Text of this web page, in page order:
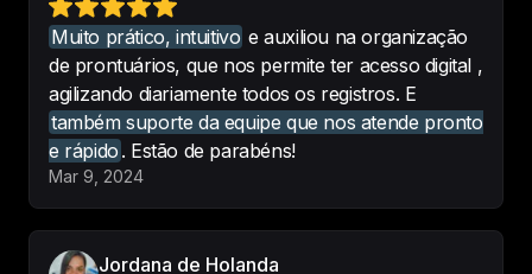
-Avanth Odontologia
Muito prático, intuitivo
Muito prático, intuitivo e auxiliou na organização
de prontuários, que nos permite ter acesso digital ,
agilizando diariamente todos os registros. E
também suporte da equipe que nos atende pronto
e rápido . Estão de parabéns!
Mar 9, 2024
Jordana de Holanda